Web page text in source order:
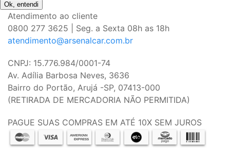
Ok, entendi
Atendimento ao cliente
0800 277 3625 | Seg. a Sexta 08h as 18h
atendimento@arsenalcar.com.br
CNPJ: 15.776.984/0001-74
Av. Adília Barbosa Neves, 3636
Bairro do Portão, Arujá -SP, 07413-000
(RETIRADA DE MERCADORIA NÃO PERMITIDA)
PAGUE SUAS COMPRAS EM ATÉ 10X SEM JUROS